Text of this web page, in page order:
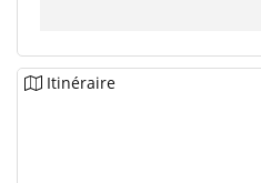
Itinéraire